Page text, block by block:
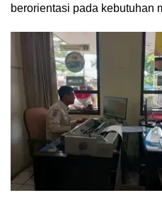
berorientasi pada kebutuhan